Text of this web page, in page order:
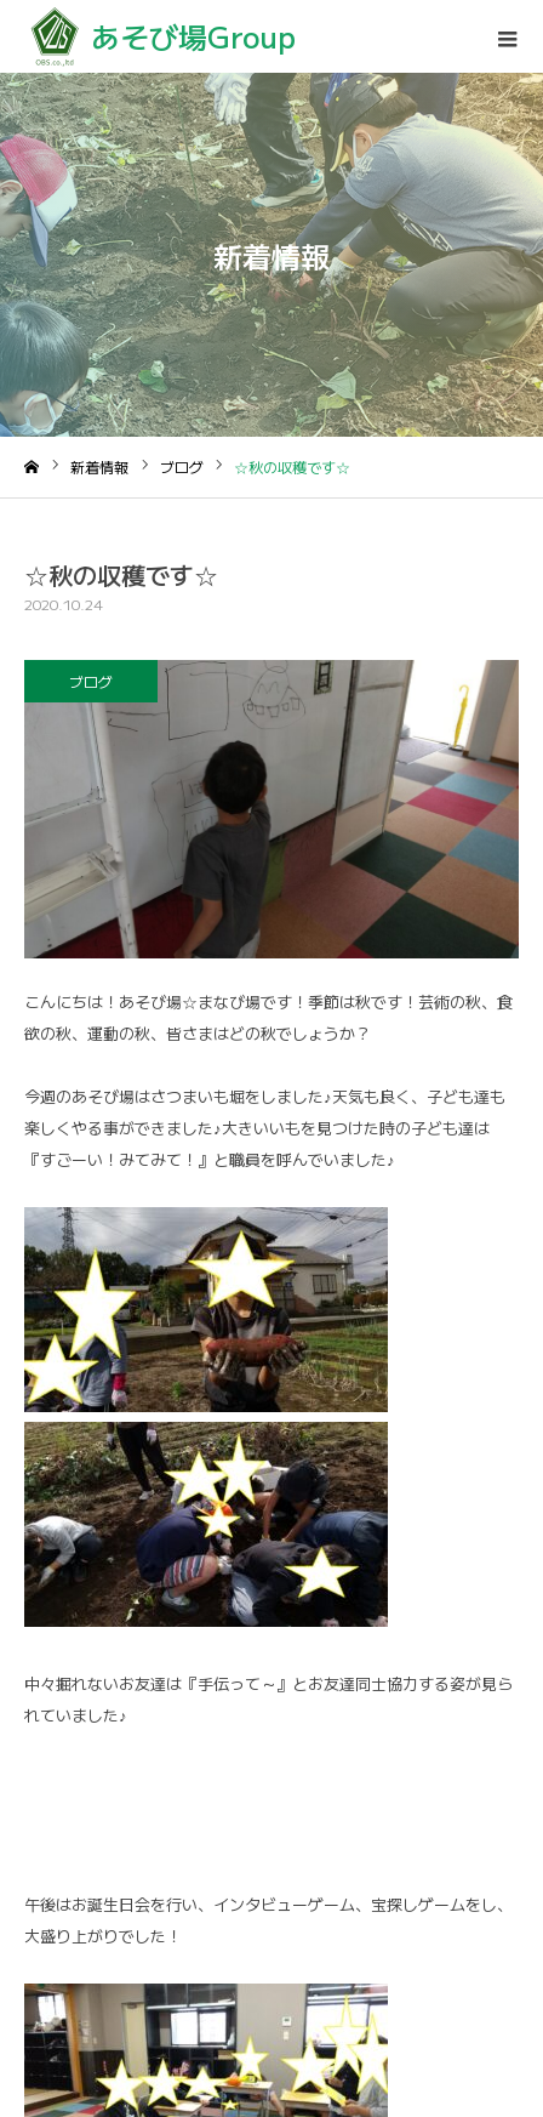
あそび場Group
新着情報
新着情報 ブログ ☆秋の収穫です☆
☆秋の収穫です☆
2020.10.24
ブログ
こんにちは！あそび場☆まなび場です！季節は秋です！芸術の秋、食
欲の秋、運動の秋、皆さまはどの秋でしょうか？
今週のあそび場はさつまいも堀をしました♪天気も良く、子ども達も
楽しくやる事ができました♪大きいいもを見つけた時の子ども達は
『すごーい！みてみて！』と職員を呼んでいました♪
中々掘れないお友達は『手伝って～』とお友達同士協力する姿が見ら
れていました♪
午後はお誕生日会を行い、インタビューゲーム、宝探しゲームをし、
大盛り上がりでした！